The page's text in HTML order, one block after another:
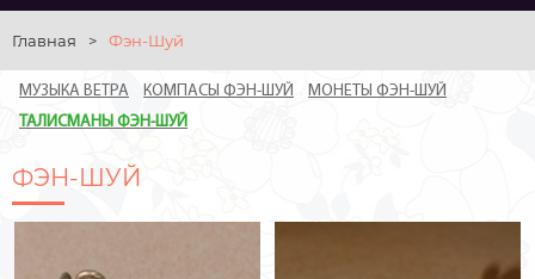
Главная > Фэн-Шуй
МУЗЫКА ВЕТРА КОМПАСЫ ФЭН-ШУЙ
МОНЕТЫ ФЭН-ШУЙ
ТАЛИСМАНЫ ФЭН-ШУЙ
ФЭН-ШУЙ